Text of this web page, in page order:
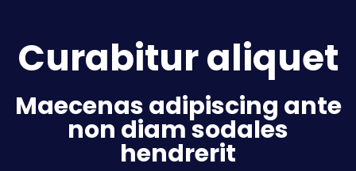
Curabitur aliquet
Maecenas adipiscing ante
non diam sodales
hendrerit